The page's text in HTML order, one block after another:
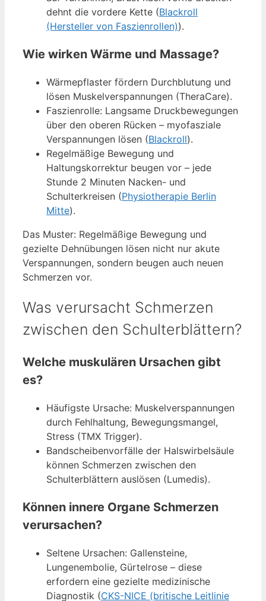
dehnt die vordere Kette (Blackroll
(Hersteller von Faszienrollen)).
Wie wirken Wärme und Massage?
Wärmepflaster fördern Durchblutung und
lösen Muskelverspannungen (TheraCare).
Faszienrolle: Langsame Druckbewegungen
über den oberen Rücken – myofasziale
Verspannungen lösen (Blackroll).
Regelmäßige Bewegung und
Haltungskorrektur beugen vor – jede
Stunde 2 Minuten Nacken- und
Schulterkreisen (Physiotherapie Berlin
Mitte).
Das Muster: Regelmäßige Bewegung und
gezielte Dehnübungen lösen nicht nur akute
Verspannungen, sondern beugen auch neuen
Schmerzen vor.
Was verursacht Schmerzen
zwischen den Schulterblättern?
Welche muskulären Ursachen gibt
es?
Häufigste Ursache: Muskelverspannungen
durch Fehlhaltung, Bewegungsmangel,
Stress (TMX Trigger).
Bandscheibenvorfälle der Halswirbelsäule
können Schmerzen zwischen den
Schulterblättern auslösen (Lumedis).
Können innere Organe Schmerzen
verursachen?
Seltene Ursachen: Gallensteine,
Lungenembolie, Gürtelrose – diese
erfordern eine gezielte medizinische
Diagnostik (CKS-NICE (britische Leitlinie